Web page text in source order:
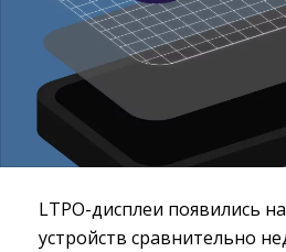
LTPO-дисплеи появились
устройств сравнительно